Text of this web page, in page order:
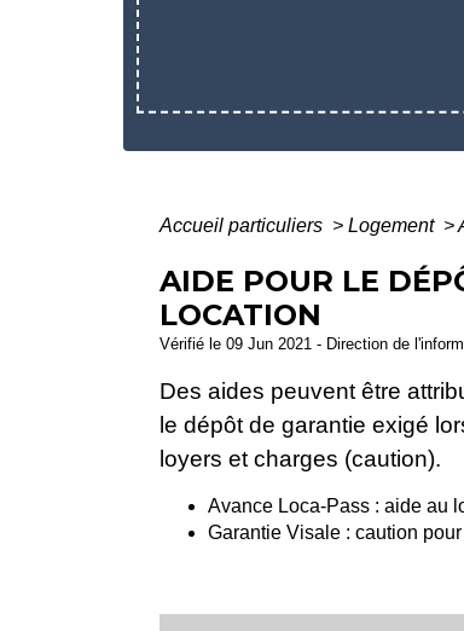
Accueil particuliers > Logement >
AIDE POUR LE
LOCATION
Vérifié le 09 Jun 2021 - Direction de
Des aides peuvent être
le dépôt de garantie exigé
loyers et charges (caution).
Avance Loca-Pass : aide au
Garantie Visale : caution